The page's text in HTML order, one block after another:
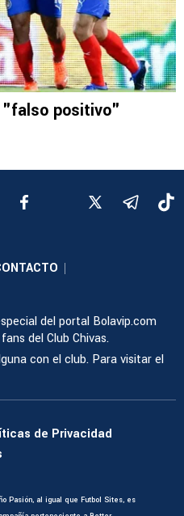
"falso positivo"
|
del portal Bolavip.com
del Club Chivas.
con el club. Para visitar el
de Privacidad
Pasión, al igual que Futbol Sites, es